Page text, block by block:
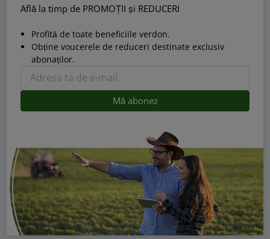
Află la timp de PROMOȚII și REDUCERI
Profită de toate beneficiile verdon.
Obține voucerele de reduceri destinate exclusiv
abonaților.